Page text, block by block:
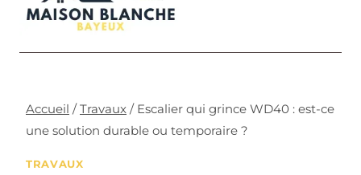
Accueil / Travaux / Escalier qui grince WD40 : est-ce
une solution durable ou temporaire ?
TRAVAUX